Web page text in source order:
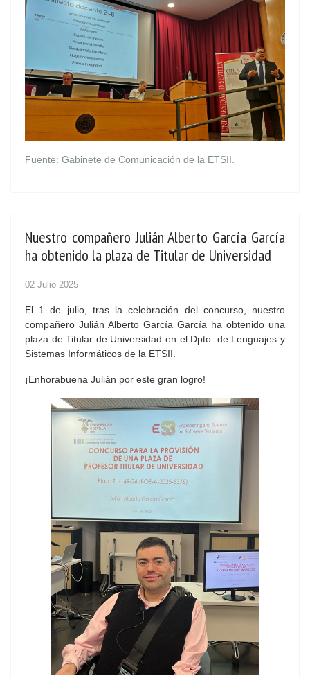
Fuente: Gabinete de Comunicación de la ETSII.
Nuestro compañero Julián Alberto García García
ha obtenido la plaza de Titular de Universidad
02 Julio 2025
El 1 de julio, tras la celebración del concurso, nuestro
compañero Julián Alberto García García ha obtenido una
plaza de Titular de Universidad en el Dpto. de Lenguajes y
Sistemas Informáticos de la ETSII.
¡Enhorabuena Julián por este gran logro!